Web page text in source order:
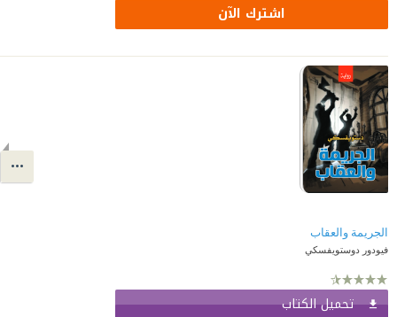
اشترك الآن
الجريمة والعقاب
فيودور دوستويفسكي
تحميل الكتاب